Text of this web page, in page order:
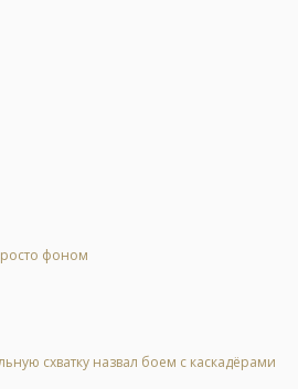
фоном
схватку назвал боем с каскадёрами